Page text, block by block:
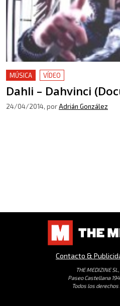
MÚSICA VÍDEO
Dahli – Dahvinci
24/04/2014, porAdrián González
Contacto &
THE MEDIZINE
Paseo Castellana
Todos los